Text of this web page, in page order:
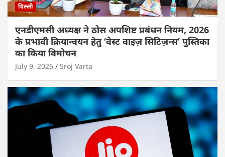
दिल्ली
एनडीएमसी अध्यक्ष ने ठोस अपशिष्ट प्रबंधन नियम, 2026
के प्रभावी क्रियान्वयन हेतु ‘वेस्ट वाइज़ सिटिज़न्स’ पुस्तिका
का किया विमोचन
July 9, 2026 Sroj Varta